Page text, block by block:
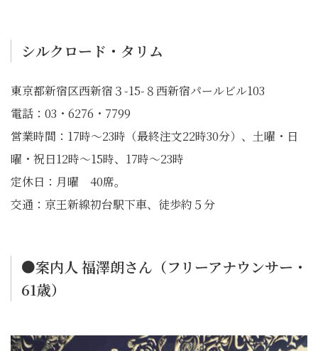
シルクロード・タリム
東京都新宿区西新宿３-15-８西新宿パールビル103
電話：03・6276・7799
営業時間：17時～23時（最終注文22時30分）、土曜・日
曜・祝日12時～15時、17時～23時
定休日：月曜 40席。
交通：京王新線初台駅下車、徒歩約５分
●案内人 福澤朗さん（フリーアナウンサー・
61歳）